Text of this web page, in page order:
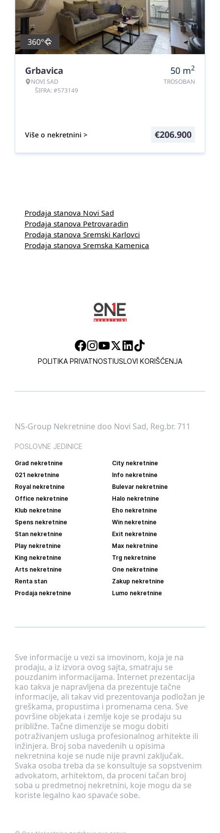
360°
Grbavica
NOVI SAD
ŠIFRA: #573149
50 m2
TROSOBAN
Više o nekretnini > €206.900
Prodaja stanova Novi Sad
Prodaja stanova Petrovaradin
Prodaja stanova Sremski Karlovci
Prodaja stanova Sremska Kamenica
POLITIKA PRIVATNOSTIUSLOVI KORIŠĆENJA
Sve informacije u vezi sa imovinom, koja je na
prodaju, a iz izvora ovog sajta, smatraju se
pouzdanim informacijama. Internet prezentacija
kao takva je napravljena da prezentuje tačne
informacije, ali takav vid prezentovanja podložan je
greškama, propustima i promenama cena. Sve
površine objekata i zemlje koje se prodaju su
približne. Tačne dimenzije se mogu dobiti
potraživanjem usluga profesionalnog arhitekte ili
inžinjera. Broj soba navedenih u opisima
nekretnina koje se nude nije pravni zaključak.
Svaka osoba treba da se konsultuje sa sopstvenim
advokatom, arhitektom, da proceni tačan broj
soba u predmetnoj nekretnini, koje mogu da se
koriste legalno kao spavaće sobe.
NS-Group Nekretnine doo Novi Sad, Reg.br. 711
POSLOVNE JEDINICE
Grad nekretnine
City nekretnine
021 nekretnine
Info nekretnine
Royal nekretnine
Bulevar nekretnine
Office nekretnine
Halo nekretnine
Klub nekretnine
Eho nekretnine
Spens nekretnine
Win nekretnine
Stan nekretnine
Exit nekretnine
Play nekretnine
Max nekretnine
King nekretnine
Trg nekretnine
Arts nekretnine
One nekretnine
Renta stan
Zakup nekretnine
Prodaja nekretnine
Lumo nekretnine